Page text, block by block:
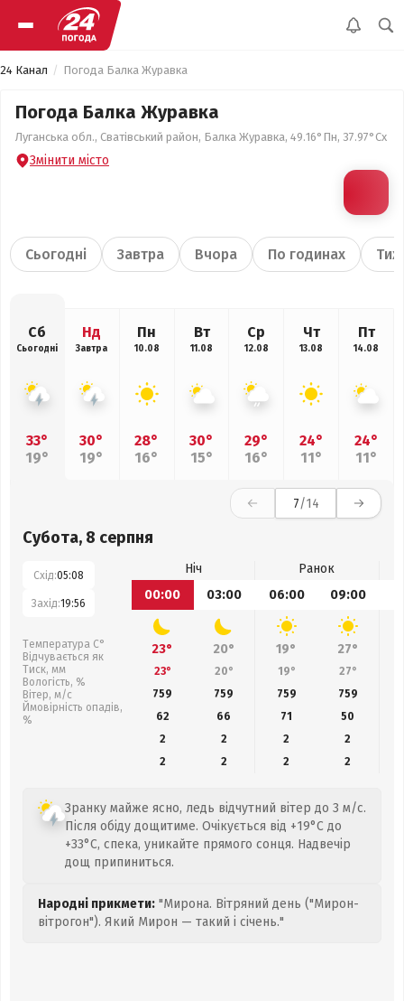
24 Канал Погода Балка Журавка
Погода Балка Журавка
Луганська обл., Сватівський район, Балка Журавка, 49.16°Пн, 37.97°Сх
Змінити місто
Сьогодні Завтра Вчора По годинах
Сб
Сьогодні
33°
19°
Нд
Завтра
30°
19°
Пн
10.08
28°
16°
Вт
11.08
30°
15°
Ср
12.08
29°
16°
Чт
13.08
24°
11°
Пт
14.08
24°
11°
7/14
Субота, 8 серпня
Схід:05:08
Захід:19:56
Температура С°
Відчувається як
Тиск, мм
Вологість, %
Вітер, м/с
Ймовірність опадів,
%
Ніч
Ранок
00:00
03:00 06:00 09:00
23° 20° 19° 27°
23° 20° 19° 27°
759
759 759 759
62
66 71 50
2
2 2
2
2
2 2 2
Зранку майже ясно, ледь відчутний вітер до 3 м/с.
Після обіду дощитиме. Очікується від +19°C до
+33°C, спека, уникайте прямого сонця. Надвечір
дощ припиниться.
Народні прикмети: "Мирона. Вітряний день ("Мирон-
вітрогон"). Який Мирон — такий і січень."